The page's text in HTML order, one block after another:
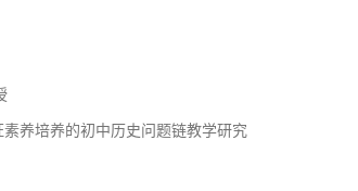
养培养的初中历史问题链教学研究